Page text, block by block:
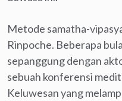
Metode samatha-
Rinpoche. Beberapa
sepanggung dengan
sebuah konferensi
Keluwesan yang